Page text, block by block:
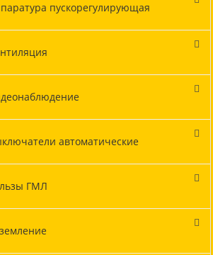
пускорегулирующая
автоматические
ГМЛ